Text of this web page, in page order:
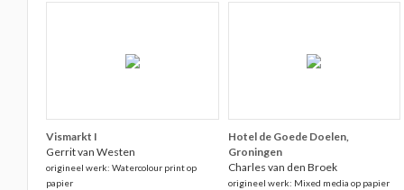
Vismarkt I
Gerrit van Westen
origineel werk: Watercolour print op
papier
Hotel de Goede Doelen,
Groningen
Charles van den Broek
origineel werk: Mixed media op papier